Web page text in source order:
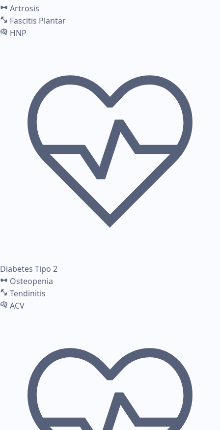
Artrosis
Fascitis Plantar
HNP
Diabetes Tipo 2
Osteopenia
Tendinitis
ACV